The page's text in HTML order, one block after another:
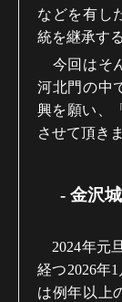
などを有し
統を継承す
今回はそ
河北門の中
興を願い、
させて頂き
- 金沢
2024年元
経つ2026年
は例年以上